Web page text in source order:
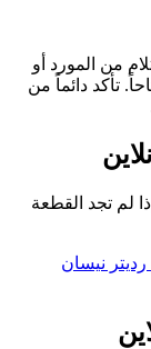
من المورد أو
تأكد دائماً من
لم تجد القطعة
رديتر نيسان